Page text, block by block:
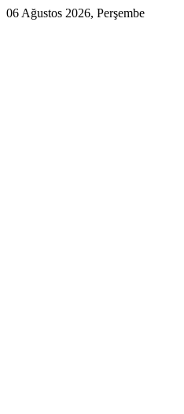
06 Ağustos 2026, Perşembe